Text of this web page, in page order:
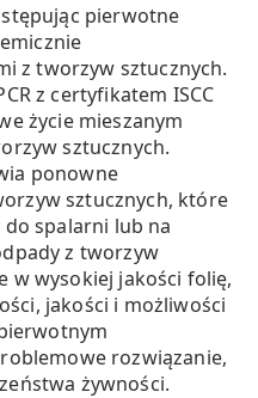
pierwotne
z tworzyw sztucznych.
z certyfikatem ISCC
życie mieszanym
sztucznych.
ponowne
sztucznych, które
spalarni lub na
z tworzyw
w wysokiej jakości folię,
jakości i możliwości
rozwiązanie,
żywności.